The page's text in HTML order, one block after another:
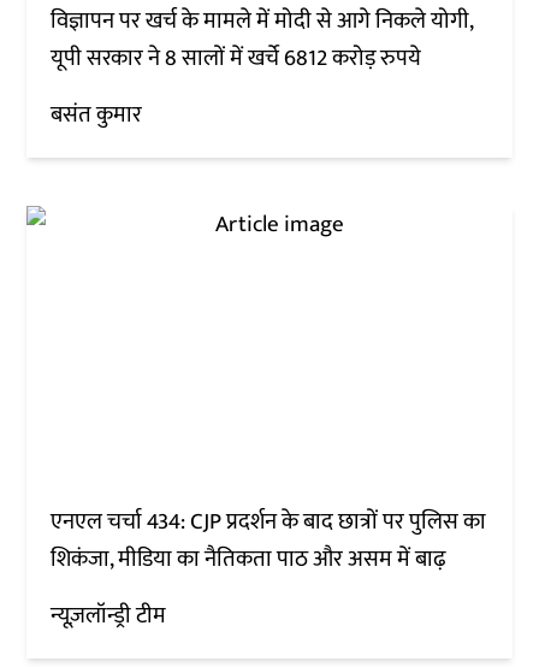
विज्ञापन पर खर्च के मामले में मोदी से आगे निकले योगी,
यूपी सरकार ने 8 सालों में खर्चे 6812 करोड़ रुपये
बसंत कुमार
एनएल चर्चा 434: CJP प्रदर्शन के बाद छात्रों पर पुलिस का
शिकंजा, मीडिया का नैतिकता पाठ और असम में बाढ़
न्यूज़लॉन्ड्री टीम